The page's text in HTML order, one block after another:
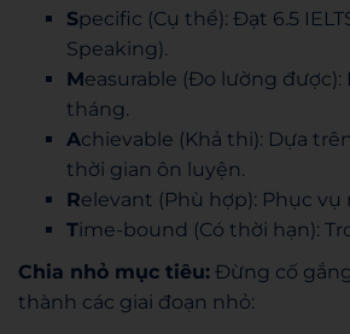
Specific (Cụ thể): Đạt 6.5
Speaking).
Measurable (Đo lường
tháng.
Achievable (Khả thi): Dựa
thời gian ôn luyện.
Relevant (Phù hợp): Phục
Time-bound (Có thời hạn):
Chia nhỏ mục tiêu: Đừng cố
thành các giai đoạn nhỏ: